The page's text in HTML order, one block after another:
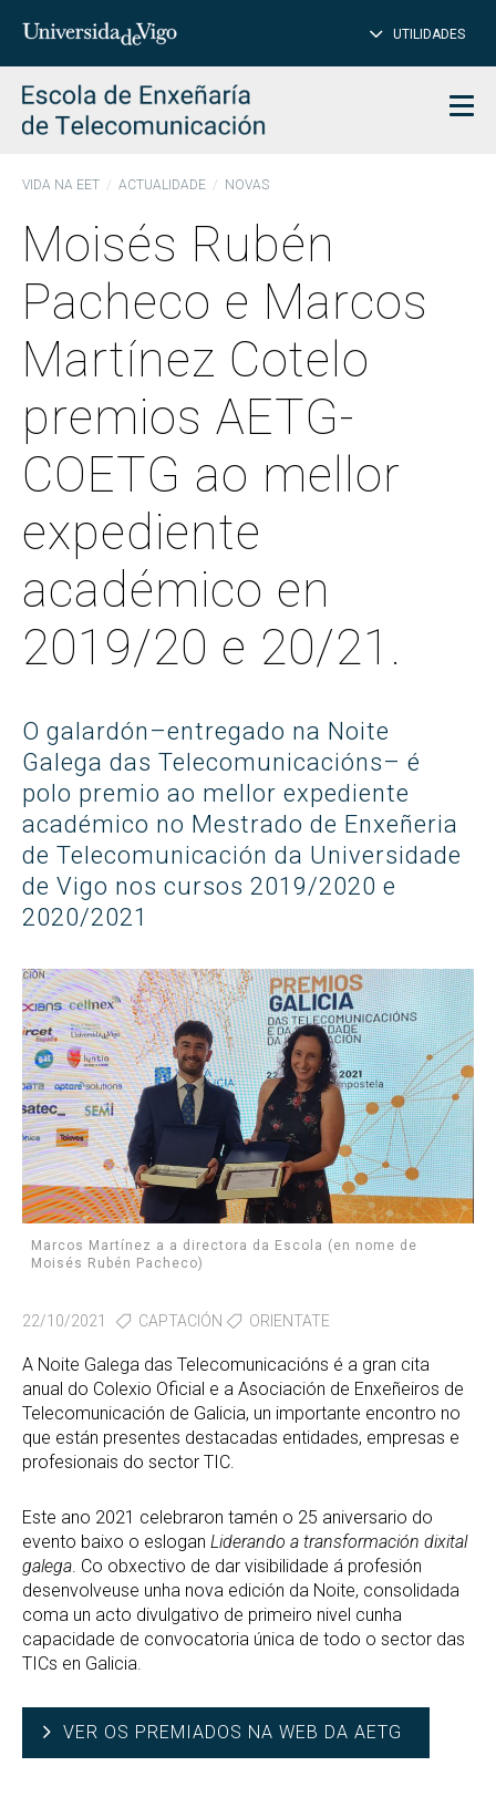
Introduce
para
buscar
UTILIDADES
VIDA NA EET ACTUALIDADE NOVAS
Moisés Rubén
Pacheco e Marcos
Martínez Cotelo
premios AETG-
COETG ao mellor
expediente
académico en
2019/20 e 20/21.
O galardón–entregado na Noite
Galega das Telecomunicacións– é
polo premio ao mellor expediente
académico no Mestrado de Enxeñeria
de Telecomunicación da Universidade
de Vigo nos cursos 2019/2020 e
2020/2021
Marcos Martínez a a directora da Escola (en nome de
Moisés Rubén Pacheco)
22/10/2021 CAPTACIÓN ORIENTATE
A Noite Galega das Telecomunicacións é a gran cita
anual do Colexio Oficial e a Asociación de Enxeñeiros de
Telecomunicación de Galicia, un importante encontro no
que están presentes destacadas entidades, empresas e
profesionais do sector TIC.
Este ano 2021 celebraron tamén o 25 aniversario do
evento baixo o eslogan Liderando a transformación dixital
galega . Co obxectivo de dar visibilidade á profesión
desenvolveuse unha nova edición da Noite, consolidada
coma un acto divulgativo de primeiro nivel cunha
capacidade de convocatoria única de todo o sector das
TICs en Galicia.
VER OS PREMIADOS NA WEB DA AETG